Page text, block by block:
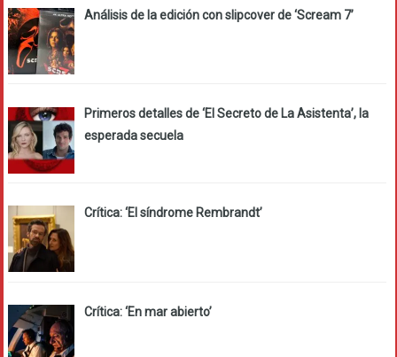
Análisis de la edición con slipcover de ‘Scream 7’
Primeros detalles de ‘El Secreto de La Asistenta’, la
esperada secuela
Crítica: ‘El síndrome Rembrandt’
Crítica: ‘En mar abierto’